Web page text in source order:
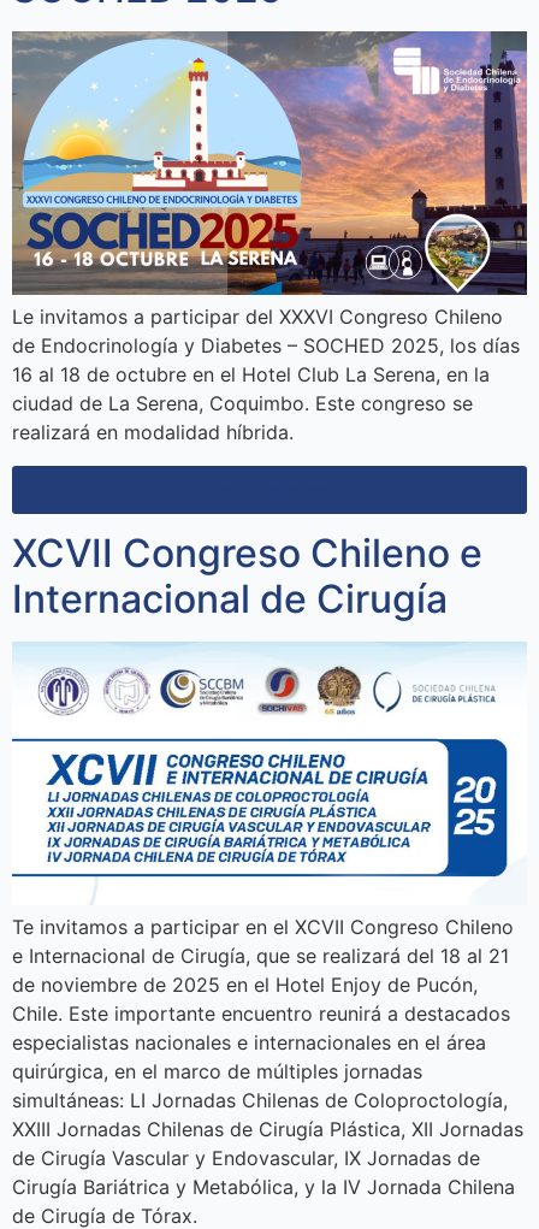
Le invitamos a participar del XXXVI Congreso Chileno
de Endocrinología y Diabetes – SOCHED 2025, los días
16 al 18 de octubre en el Hotel Club La Serena, en la
ciudad de La Serena, Coquimbo. Este congreso se
realizará en modalidad híbrida.
XCVII Congreso Chileno e
Internacional de Cirugía
Te invitamos a participar en el XCVII Congreso Chileno
e Internacional de Cirugía, que se realizará del 18 al 21
de noviembre de 2025 en el Hotel Enjoy de Pucón,
Chile. Este importante encuentro reunirá a destacados
especialistas nacionales e internacionales en el área
quirúrgica, en el marco de múltiples jornadas
simultáneas: LI Jornadas Chilenas de Coloproctología,
XXIII Jornadas Chilenas de Cirugía Plástica, XII Jornadas
de Cirugía Vascular y Endovascular, IX Jornadas de
Cirugía Bariátrica y Metabólica, y la IV Jornada Chilena
de Cirugía de Tórax.